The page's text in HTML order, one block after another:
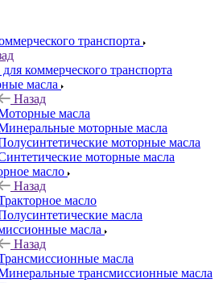
транспорта
коммерческого транспорта
масла
Назад
масла
моторные масла
моторные масла
моторные масла
масло
Назад
масло
масла
масла
Назад
масла
трансмиссионные масла